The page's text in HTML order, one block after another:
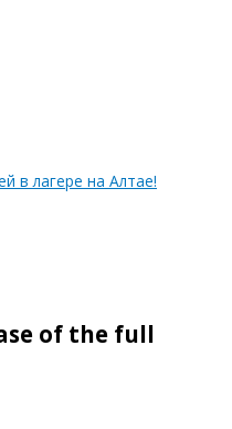
в лагере на Алтае!
of the full